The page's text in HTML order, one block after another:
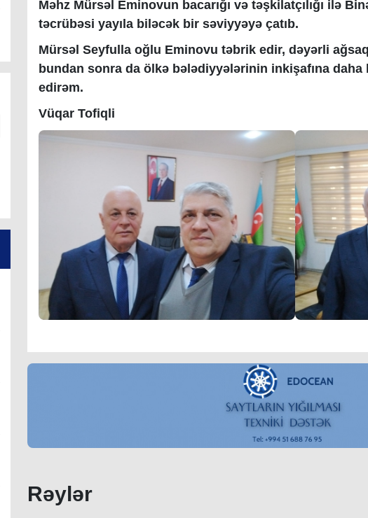
Məhz Mürsəl Eminovun bacarığı və təşkilatçılığı ilə
təcrübəsi yayıla biləcək bir səviyyəyə çatıb.
Mürsəl Seyfulla oğlu Eminovu təbrik edir, dəyərli
bundan sonra da ölkə bələdiyyələrinin inkişafına
edirəm.
Vüqar Tofiqli
Rəylər